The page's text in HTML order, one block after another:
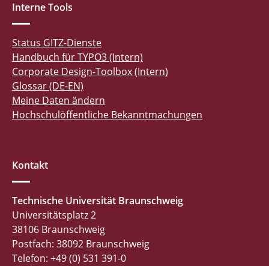
Interne Tools
Status GITZ-Dienste
Handbuch für TYPO3 (Intern)
Corporate Design-Toolbox (Intern)
Glossar (DE-EN)
Meine Daten ändern
Hochschulöffentliche Bekanntmachungen
Kontakt
Technische Universität Braunschweig
Universitätsplatz 2
38106 Braunschweig
Postfach: 38092 Braunschweig
Telefon: +49 (0) 531 391-0